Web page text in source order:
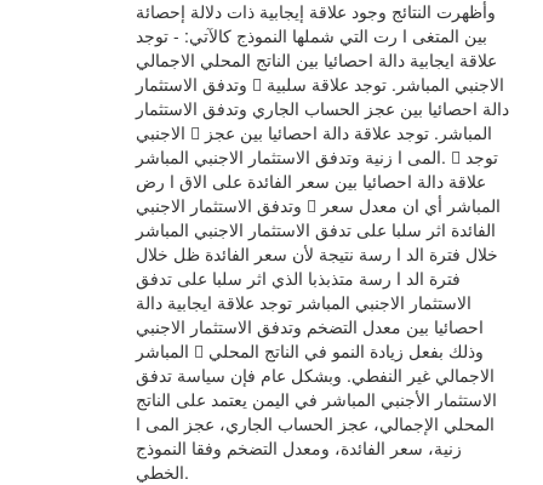
وأظهرت النتائج وجود علاقة إیجابیة ذات دلالة إحصائة
بین المتغی ا رت التي شملها النموذج كالآتي: - توجد
علاقة ایجابیة دالة احصائیا بین الناتج المحلي الاجمالي
وتدفق الاستثمار  الاجنبي المباشر. توجد علاقة سلبیة
دالة احصائیا بین عجز الحساب الجاري وتدفق الاستثمار
الاجنبي  المباشر. توجد علاقة دالة احصائیا بین عجز
المی ا زنیة وتدفق الاستثمار الاجنبي المباشر.  توجد
علاقة دالة احصائیا بین سعر الفائدة على الاق ا رض
وتدفق الاستثمار الاجنبي  المباشر أي ان معدل سعر
الفائدة اثر سلبا على تدفق الاستثمار الاجنبي المباشر
خلال فترة الد ا رسة نتیجة لأن سعر الفائدة ظل خلال
فترة الد ا رسة متذبذبا الذي اثر سلبا على تدفق
الاستثمار الاجنبي المباشر توجد علاقة ایجابیة دالة
احصائیا بین معدل التضخم وتدفق الاستثمار الاجنبي
المباشر  وذلك بفعل زیادة النمو في الناتج المحلي
الاجمالي غیر النفطي. وبشكل عام فإن سیاسة تدفق
الاستثمار الأجنبي المباشر في الیمن یعتمد على الناتج
المحلي الإجمالي، عجز الحساب الجاري، عجز المی ا
زنیة، سعر الفائدة، ومعدل التضخم وفقا النموذج
الخطي.